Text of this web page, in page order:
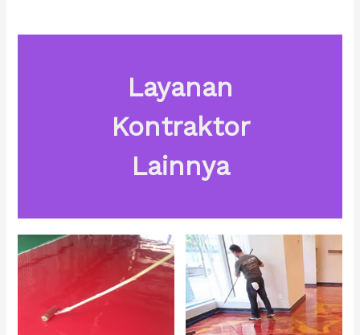
Layanan
Kontraktor
Lainnya